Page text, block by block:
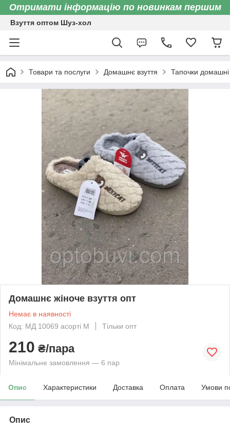
Отримати інформацію по новинкам першим
Взуття оптом Шуз-хол
Товари та послуги Домашнє взуття Тапочки домашні
Домашнє жіноче взуття опт
Немає в наявності
Код: МД 10069 асорті М
Тільки опт
210 ₴/пара
Мінімальне замовлення — 6 пар
Опис Характеристики Доставка Оплата Умови
Опис